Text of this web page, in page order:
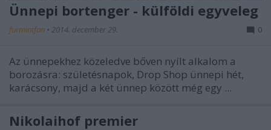
Ünnepi bortenger - külföldi egyveleg
furmintfan • 2014. december 29. 0
Az ünnepekhez közeledve bőven nyílt alkalom a
borozásra: születésnapok, Drop Shop ünnepi hét,
karácsony, majd a két ünnep között még egy ...
Nikolaihof premier